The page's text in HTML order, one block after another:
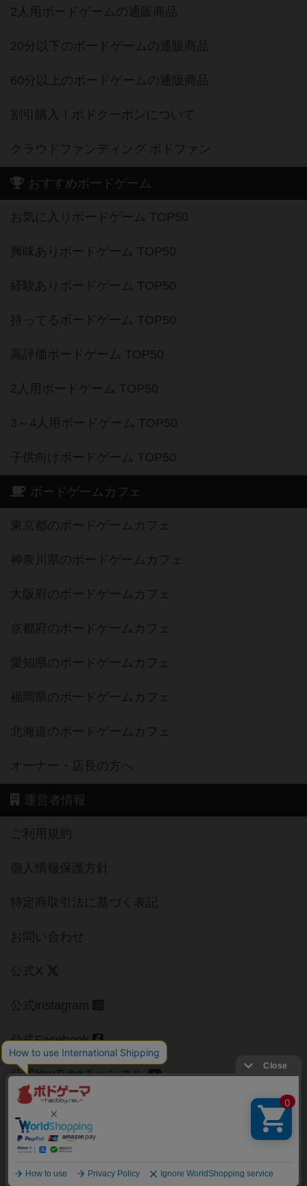
2人用ボードゲームの通販商品
20分以下のボードゲームの通販商品
60分以上のボードゲームの通販商品
割引購入！ボドクーポンについて
クラウドファンディング ボドファン
おすすめボードゲーム
お気に入りボードゲーム TOP50
興味ありボードゲーム TOP50
経験ありボードゲーム TOP50
持ってるボードゲーム TOP50
高評価ボードゲーム TOP50
2人用ボードゲーム TOP50
3～4人用ボードゲーム TOP50
子供向けボードゲーム TOP50
ボードゲームカフェ
東京都のボードゲームカフェ
神奈川県のボードゲームカフェ
大阪府のボードゲームカフェ
京都府のボードゲームカフェ
愛知県のボードゲームカフェ
福岡県のボードゲームカフェ
北海道のボードゲームカフェ
オーナー・店長の方へ
運営者情報
ご利用規約
個人情報保護方針
特定商取引法に基づく表記
お問い合わせ
公式X
公式instagram
公式Facebook
公式YouTubeチャンネル